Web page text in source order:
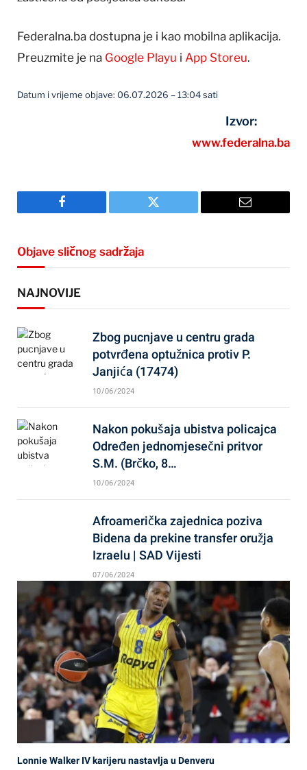
Federalna.ba dostupna je i kao mobilna aplikacija.
Preuzmite je na Google Playu i App Storeu.
Datum i vrijeme objave: 06.07.2026 – 13:04 sati
Izvor:
www.federalna.ba
Facebook Twitter Email
Objave sličnog sadržaja
NAJNOVIJE
Zbog pucnjave u centru grada
potvrđena optužnica protiv P.
Janjića (17474)
10/06/2024
Nakon pokušaja ubistva policajca
Određen jednomjesečni pritvor
S.M. (Brčko, 8…
10/06/2024
Afroamerička zajednica poziva
Bidena da prekine transfer oružja
Izraelu | SAD Vijesti
07/06/2024
Lonnie Walker IV karijeru nastavlja u Denveru